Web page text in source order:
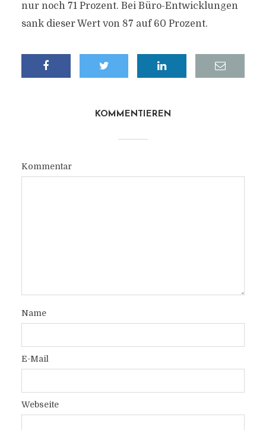
nur noch 71 Prozent. Bei Büro-Entwicklungen
sank dieser Wert von 87 auf 60 Prozent.
KOMMENTIEREN
Kommentar
Name
E-Mail
Webseite